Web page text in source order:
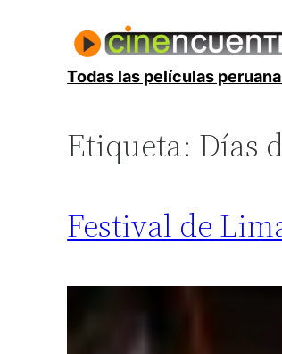
contenidoTodas las películas
Etiqueta: Días
Festival de